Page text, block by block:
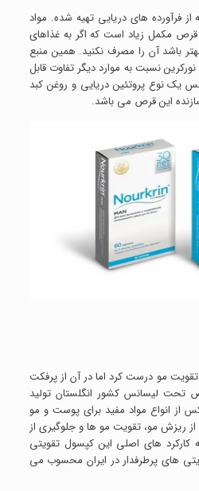
فرآورده های دریایی تهیه شده. مواد
قرص مکمل زیاد است که اگر به غذاهای
باشد آن را مصرف نکنید. همین منبع
نسبت به موارد دیگر تفاوت قابل
یک نوع پروتئین دریایی و روغن کبد
این قرص می باشد.
مو درست کرد اما در آن از پرفکت
تحت لیسانس کشور انگلستان تولید
از انواع مواد مفید برای پوست و مو
ریزش مو، تقویت مو ها و جلوگیری از
های اصلی این کپسول تقویتی
های پرطرفدار در ایران محسوب می